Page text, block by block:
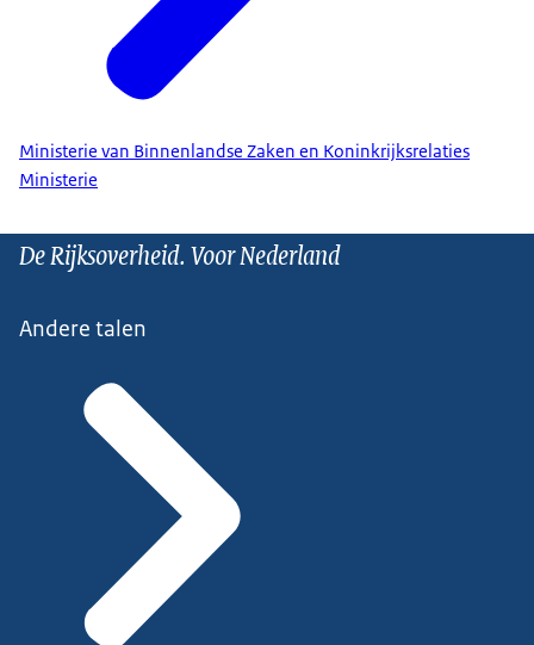
Ministerie van Binnenlandse Zaken en Koninkrijksrelaties
Ministerie
De Rijksoverheid. Voor Nederland
Andere talen